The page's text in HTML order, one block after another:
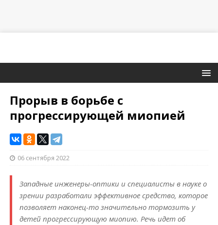
Прорыв в борьбе с
прогрессирующей миопией
06 сентября 2022
Западные инженеры-оптики и специалисты в науке о
зрении разработали эффективное средство, которое
позволяет наконец-то значительно тормозить у
детей прогрессирующую миопию. Речь идет об